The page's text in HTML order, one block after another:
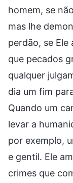
homem, se
mas lhe
perdão, se
que pecados
qualquer
dia um fim
Quando um
levar a
por exemplo,
e gentil. Ele
crimes que